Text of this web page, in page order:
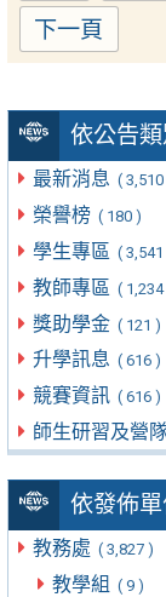
依公告
最新消息 ( 3,510
榮譽榜 ( 180 )
學生專區 ( 3,541
教師專區 ( 1,234
獎助學金 ( 121 )
升學訊息 ( 616 )
競賽資訊 ( 616 )
師生研習及營
依發佈
教務處 ( 3,827 )
教學組 ( 9 )
下一頁